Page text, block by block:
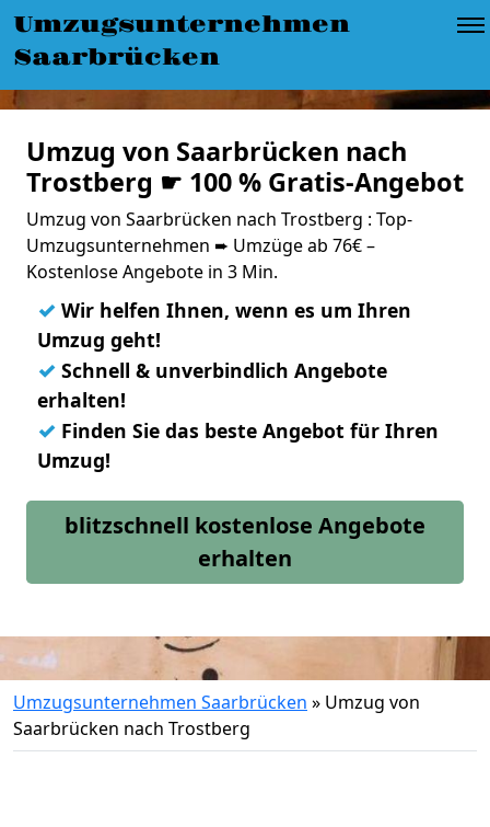
Umzugsunternehmen
Saarbrücken
Umzug von Saarbrücken nach
Trostberg ☛ 100 % Gratis-Angebot
Umzug von Saarbrücken nach Trostberg : Top-
Umzugsunternehmen ➨ Umzüge ab 76€ –
Kostenlose Angebote in 3 Min.
✓ Wir helfen Ihnen, wenn es um Ihren
Umzug geht!
✓ Schnell & unverbindlich Angebote
erhalten!
✓ Finden Sie das beste Angebot für Ihren
Umzug!
blitzschnell kostenlose Angebote
erhalten
Umzugsunternehmen Saarbrücken » Umzug von
Saarbrücken nach Trostberg